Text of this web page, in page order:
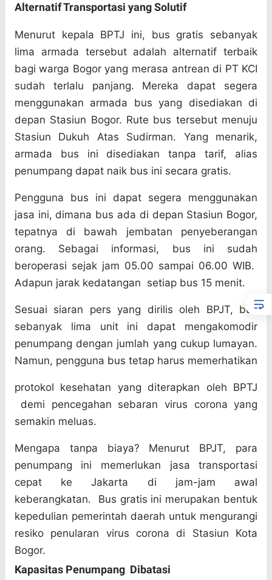
Alternatif Transportasi yang Solutif
Menurut kepala BPTJ ini, bus gratis sebanyak
lima armada tersebut adalah alternatif terbaik
bagi warga Bogor yang merasa antrean di PT KCI
sudah terlalu panjang. Mereka dapat segera
menggunakan armada bus yang disediakan di
depan Stasiun Bogor. Rute bus tersebut menuju
Stasiun Dukuh Atas Sudirman. Yang menarik,
armada bus ini disediakan tanpa tarif, alias
penumpang dapat naik bus ini secara gratis.
Pengguna bus ini dapat segera menggunakan
jasa ini, dimana bus ada di depan Stasiun Bogor,
tepatnya di bawah jembatan penyeberangan
orang. Sebagai informasi, bus ini sudah
beroperasi sejak jam 05.00 sampai 06.00 WIB.
Adapun jarak kedatangan setiap bus 15 menit.
Sesuai siaran pers yang dirilis oleh BPJT, bus
sebanyak lima unit ini dapat mengakomodir
penumpang dengan jumlah yang cukup lumayan.
Namun, pengguna bus tetap harus memerhatikan
protokol kesehatan yang diterapkan oleh BPTJ
demi pencegahan sebaran virus corona yang
semakin meluas.
Mengapa tanpa biaya? Menurut BPJT, para
penumpang ini memerlukan jasa transportasi
cepat ke Jakarta di jam-jam awal
keberangkatan.
Bus gratis ini merupakan bentuk
kepedulian pemerintah daerah untuk mengurangi
resiko penularan virus corona di Stasiun Kota
Bogor.
Kapasitas Penumpang Dibatasi